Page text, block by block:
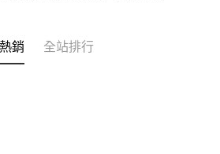
銷 全站排行